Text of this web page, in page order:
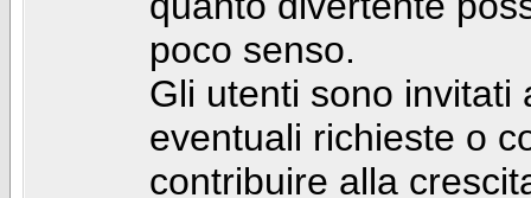
poco senso.
Gli utenti sono invitati
eventuali richieste o
contribuire alla